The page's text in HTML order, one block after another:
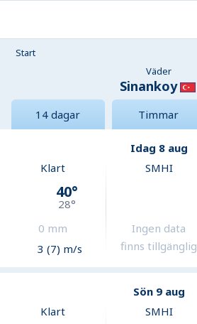
Start
Väder
Sinankoy
14 dagar Timmar
Idag 8 aug
Klart
40°
28°
0 mm
3 (7) m/s
SMHI
Ingen data
finns tillgänglig
Sön 9 aug
Klart
SMHI